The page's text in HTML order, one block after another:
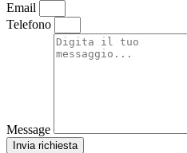
Email
Telefono
Message
Invia richiesta